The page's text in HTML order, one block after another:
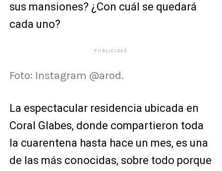
sus mansiones? ¿Con cuál se quedará
cada uno?
PUBLICIDAD
Foto: Instagram @arod.
La espectacular residencia ubicada en
Coral Glabes, donde compartieron toda
la cuarentena hasta hace un mes, es una
de las más conocidas, sobre todo porque